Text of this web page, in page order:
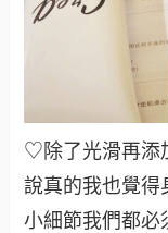
♡除了光滑再添
說真的我也覺得
小細節我們都必